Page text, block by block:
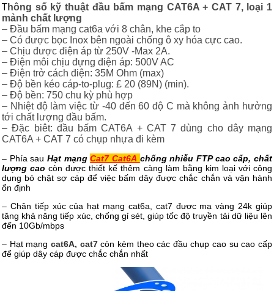
Thông số kỹ thuật đầu bấm mạng CAT6A + CAT 7, loại 1
mảnh chất lượng
– Đầu bấm mạng cat6a với 8 chân, khe cắp to
– Có được bọc Inox bên ngoài chống ô xy hóa cực cao.
– Chịu được điện áp từ 250V -Max 2A.
– Điện môi chịu đựng điện áp: 500V AC
– Điện trở cách điện: 35M Ohm (max)
– Độ bền kéo cáp-to-plug: £ 20 (89N) (min).
– Độ bền: 750 chu kỳ phù hợp
– Nhiệt độ làm việc từ -40 đến 60 độ C mà không ảnh hưởng
tới chất lượng đầu bấm.
– Đặc biêt: đầu bấm CAT6A + CAT 7 dùng cho dây mạng
CAT6A + CAT 7 có chụp nhựa đi kèm
– Phía sau Hạt mạngCat7 Cat6A chống nhiễu FTP cao cấp, chất
lượng cao còn được thiết kế thêm càng làm bằng kim loại với công
dụng bó chặt sợ cáp để việc bấm dây được chắc chắn và vận hành
ổn định
– Chân tiếp xúc của hạt mạng cat6a, cat7 đươc mạ vàng 24k giúp
tăng khả năng tiếp xúc, chống gỉ sét, giúp tốc độ truyền tải dữ liệu lên
đến 10Gb/mbps
– Hạt mạng cat6A, cat7còn kèm theo các đầu chụp cao su cao cấp
để giúp dây cáp được chắc chắn nhất